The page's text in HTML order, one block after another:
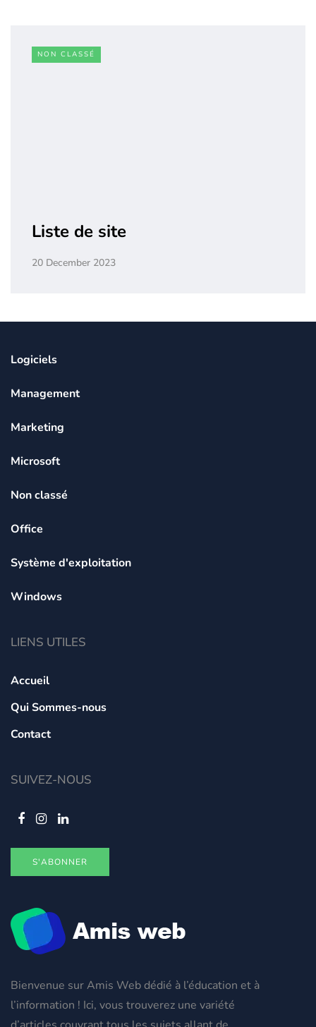
NON CLASSÉ
Liste de site
20 December 2023
Bienvenue sur Amis Web dédié à l’éducation et à
l’information ! Ici, vous trouverez une variété
Logiciels
Management
Marketing
Microsoft
Non classé
Office
Système d'exploitation
Windows
LIENS UTILES
Accueil
Qui Sommes-nous
Contact
SUIVEZ-NOUS
S'ABONNER